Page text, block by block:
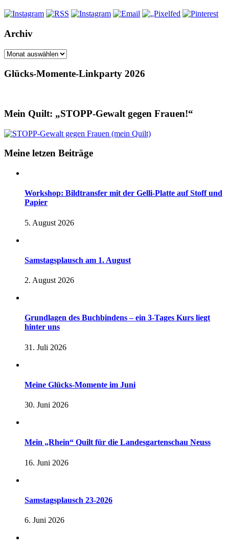
Archiv
Archiv
Glücks-Momente-Linkparty 2026
Mein Quilt: „STOPP-Gewalt gegen Frauen!“
Meine letzen Beiträge
Workshop: Bildtransfer mit der Gelli-Platte auf Stoff und
Papier
5. August 2026
Samstagsplausch am 1. August
2. August 2026
Grundlagen des Buchbindens – ein 3-Tages Kurs liegt
hinter uns
31. Juli 2026
Meine Glücks-Momente im Juni
30. Juni 2026
Mein „Rhein“ Quilt für die Landesgartenschau Neuss
16. Juni 2026
Samstagsplausch 23-2026
6. Juni 2026